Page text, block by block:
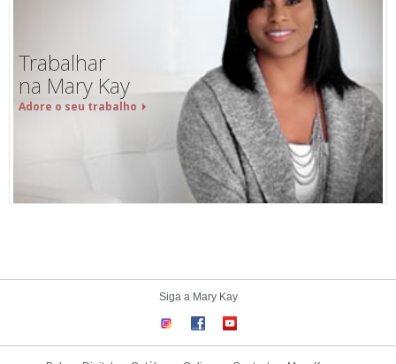
Trabalhar
na Mary Kay
Adore o seu trabalho
Siga a Mary Kay